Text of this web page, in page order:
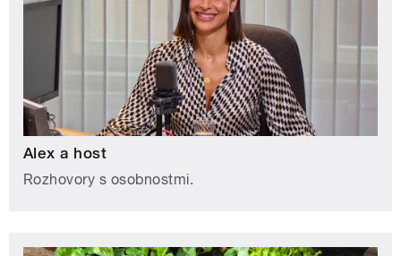
Alex a host
Rozhovory s osobnostmi.